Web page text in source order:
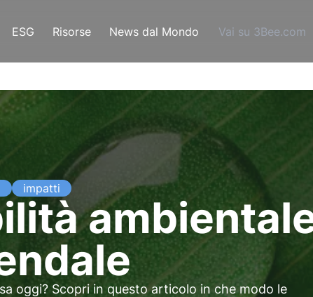
ESG Risorse News dal Mondo Vai su 3Bee.com
impatti
oggi? Scopri in questo articolo in che modo le